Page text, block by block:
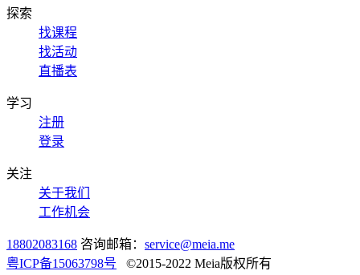
探索
找课程
找活动
直播表
学习
注册
登录
关注
关于我们
工作机会
18802083168 咨询邮箱： service@meia.me
粤ICP备15063798号 ©2015-2022 Meia版权所有